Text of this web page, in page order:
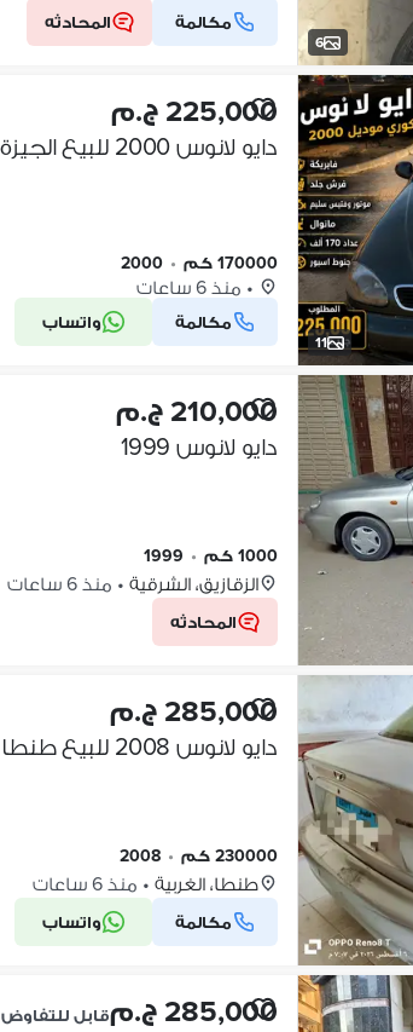
6
مكالمة المحادثه
11
225,000 ج.م
دايو لانوس 2000 للبيع الجيزة
170000 كم •
2000
• منذ 6 ساعات
مكالمة واتساب
210,000 ج.م
دايو لانوس 1999
1000 كم •
1999
الزقازيق، الشرقية • منذ 6 ساعات
المحادثه
285,000 ج.م
دايو لانوس 2008 للبيع طنطا
230000 كم •
2008
طنطا، الغربية • منذ 6 ساعات
مكالمة واتساب
285,000 ج.م قابل للتفاوض